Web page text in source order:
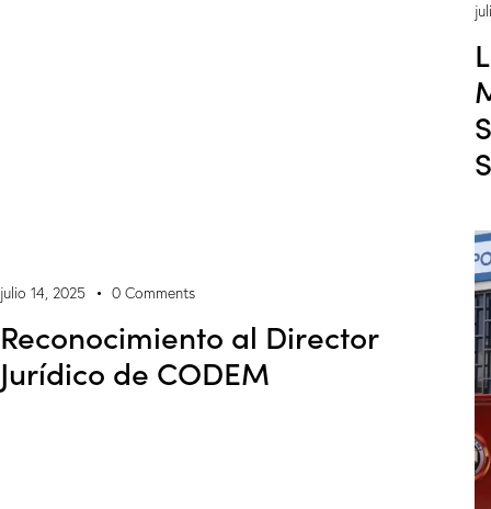
julio 14, 2025 0 Comments
Reconocimiento al Director
Jurídico de CODEM